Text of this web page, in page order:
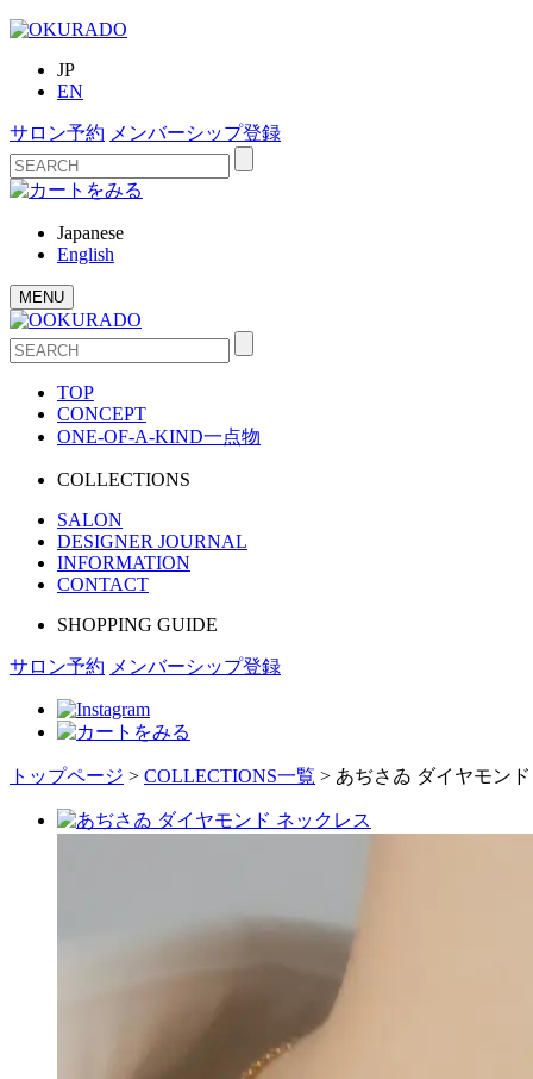
JP
EN
サロン予約 メンバーシップ登録
Japanese
English
MENU
TOP
CONCEPT
ONE-OF-A-KIND一点物
COLLECTIONS
SALON
DESIGNER JOURNAL
INFORMATION
CONTACT
SHOPPING GUIDE
サロン予約 メンバーシップ登録
トップページ > COLLECTIONS一覧 > あぢさゐ ダイヤモン